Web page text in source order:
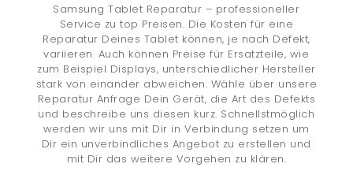
ANKAUF – SERVICE
SHOP
KONTAKT
KLEINANZEIGEN
Samsung Tablet Reparatur – professioneller
Service zu top Preisen. Die Kosten für eine
Reparatur Deines Tablet können, je nach Defekt,
variieren. Auch können Preise für Ersatzteile, wie
zum Beispiel Displays, unterschiedlicher Hersteller
stark von einander abweichen. Wähle über unsere
Reparatur Anfrage Dein Gerät, die Art des Defekts
und beschreibe uns diesen kurz. Schnellstmöglich
werden wir uns mit Dir in Verbindung setzen um
Dir ein unverbindliches Angebot zu erstellen und
mit Dir das weitere Vorgehen zu klären.